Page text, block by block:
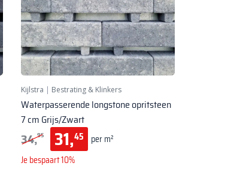
Kijlstra | Bestrating & Klinkers
Waterpasserende longstone opritsteen
7 cm Grijs/Zwart
34,95 31,45
per m²
Je bespaart 10%